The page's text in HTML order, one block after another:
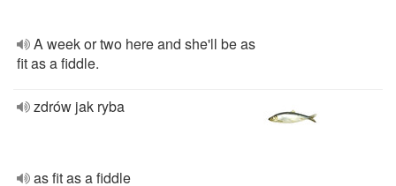
A week or two here and she'll be as
fit as a fiddle.
zdrów jak ryba
as fit as a fiddle